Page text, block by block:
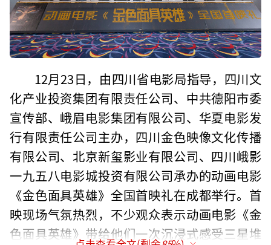
12月23日，由四川省电影局指导，四川文
化产业投资集团有限责任公司、中共德阳市委
宣传部、峨眉电影集团有限公司、华夏电影发
行有限责任公司主办，四川金色映像文化传播
有限公司、北京新玺影业有限公司、四川峨影
一九五八电影城投资有限公司承办的动画电影
《金色面具英雄》全国首映礼在成都举行。首
映现场气氛热烈，不少观众表示动画电影《金
色面具英雄》带给他们一次沉浸式感受三星堆